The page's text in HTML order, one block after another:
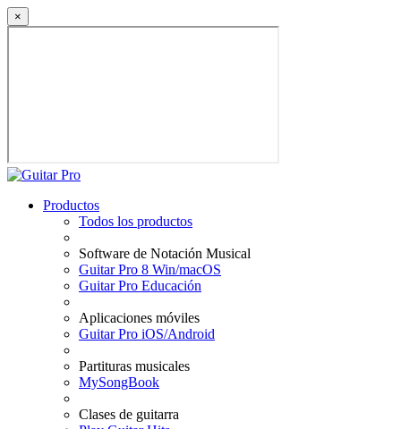
×
Productos
Todos los productos
Software de Notación Musical
Guitar Pro 8 Win/macOS
Guitar Pro Educación
Aplicaciones móviles
Guitar Pro iOS/Android
Partituras musicales
MySongBook
Clases de guitarra